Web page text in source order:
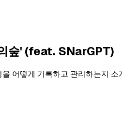
숲' (feat. SNarGPT)
어떻게 기록하고 관리하는지 소